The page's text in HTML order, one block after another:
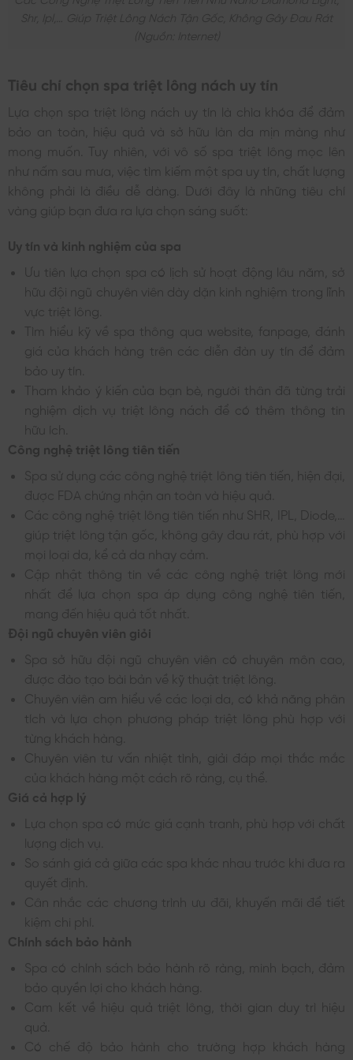
Shr, Ipl,… Giúp Triệt Lông Nách Tận Gốc, Không Gây Đau Rát
(nguồn: Internet)
Tiêu chí chọn spa triệt lông nách uy tín
Lựa chọn spa triệt lông nách uy tín là chìa khóa để đảm
bảo an toàn, hiệu quả và sở hữu làn da mịn màng như
mong muốn. Tuy nhiên, với vô số spa triệt lông mọc lên
như nấm sau mưa, việc tìm kiếm một spa uy tín, chất lượng
không phải là điều dễ dàng. Dưới đây là những tiêu chí
vàng giúp bạn đưa ra lựa chọn sáng suốt:
Uy tín và kinh nghiệm của spa
Ưu tiên lựa chọn spa có lịch sử hoạt động lâu năm, sở
hữu đội ngũ chuyên viên dày dặn kinh nghiệm trong lĩnh
vực triệt lông.
Tìm hiểu kỹ về spa thông qua website, fanpage, đánh
giá của khách hàng trên các diễn đàn uy tín để đảm
bảo uy tín.
Tham khảo ý kiến của bạn bè, người thân đã từng trải
nghiệm dịch vụ triệt lông nách để có thêm thông tin
hữu ích.
Công nghệ triệt lông tiên tiến
Spa sử dụng các công nghệ triệt lông tiên tiến, hiện đại,
được FDA chứng nhận an toàn và hiệu quả.
Các công nghệ triệt lông tiên tiến như SHR, IPL, Diode,…
giúp triệt lông tận gốc, không gây đau rát, phù hợp với
mọi loại da, kể cả da nhạy cảm.
Cập nhật thông tin về các công nghệ triệt lông mới
nhất để lựa chọn spa áp dụng công nghệ tiên tiến,
mang đến hiệu quả tốt nhất.
Đội ngũ chuyên viên giỏi
Spa sở hữu đội ngũ chuyên viên có chuyên môn cao,
được đào tạo bài bản về kỹ thuật triệt lông.
Chuyên viên am hiểu về các loại da, có khả năng phân
tích và lựa chọn phương pháp triệt lông phù hợp với
từng khách hàng.
Chuyên viên tư vấn nhiệt tình, giải đáp mọi thắc mắc
của khách hàng một cách rõ ràng, cụ thể.
Giá cả hợp lý
Lựa chọn spa có mức giá cạnh tranh, phù hợp với chất
lượng dịch vụ.
So sánh giá cả giữa các spa khác nhau trước khi đưa ra
quyết định.
Cân nhắc các chương trình ưu đãi, khuyến mãi để tiết
kiệm chi phí.
Chính sách bảo hành
Spa có chính sách bảo hành rõ ràng, minh bạch, đảm
bảo quyền lợi cho khách hàng.
Cam kết về hiệu quả triệt lông, thời gian duy trì hiệu
quả.
Có chế độ bảo hành cho trường hợp khách hàng